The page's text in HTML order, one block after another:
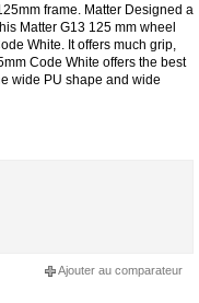
frame. Matter Designed a
Matter G13 125 mm wheel
White. It offers much grip,
Code White offers the best
wide PU shape and wide
Ajouter au comparateur